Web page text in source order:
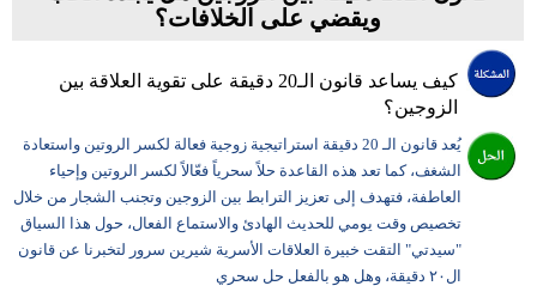
وموسيقى
أزياء
صحة
وتغذية
ويقضي على الخلافات؟
كيف يساعد قانون الـ20 دقيقة على تقوية العلاقة بين
الزوجين؟
يُعد قانون الـ 20 دقيقة استراتيجية زوجية فعالة لكسر الروتين واستعادة
الشغف، كما تعد هذه القاعدة حلاً سحرياً فعّالاً لكسر الروتين وإحياء
العاطفة، فتهدف إلى تعزيز الترابط بين الزوجين وتجنب الشجار من خلال
تخصيص وقت يومي للحديث الهادئ والاستماع الفعال، حول هذا السياق
"سيدتي" التقت خبيرة العلاقات الأسرية شيرين سرور لتخبرنا عن قانون
ال٢٠ دقيقة، وهل هو بالفعل حل سحري